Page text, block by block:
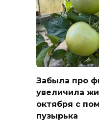
Забыла про
увеличила
октября с
пузырька